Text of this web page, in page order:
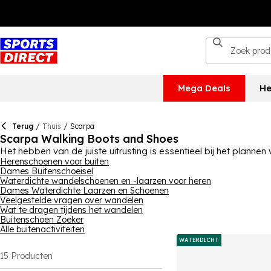
Mega Deals
Terug / Thuis / Scarpa
Scarpa Walking Boots and Shoes
Het hebben van de juiste uitrusting is essentieel bij het
wandelroute verkent of een favoriete route wandelt! Je vindt
sommige van de producten om je voeten te beschermen bij
bedekken, tot schoenen, is er veel om uit te kiezen, met veel
bent naar nieuwe geschikte wandelschoenen, met opties voor
Herenschoenen voor buiten
Dames Buitenschoeisel
Waterdichte wandelschoenen en -laarzen voor heren
Dames Waterdichte Laarzen en Schoenen
Veelgestelde vragen over wandelen
Wat te dragen tijdens het wandelen
Buitenschoen Zoeker
Alle buitenactiviteiten
15 Producten
WATERDICHT